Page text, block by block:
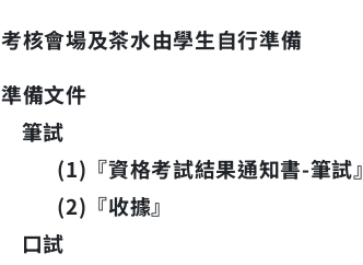
考核會場及茶水由學生自行準備
準備文件
筆試
(1) 『資格考試結果通知書-筆試』
(2) 『收據』
口試